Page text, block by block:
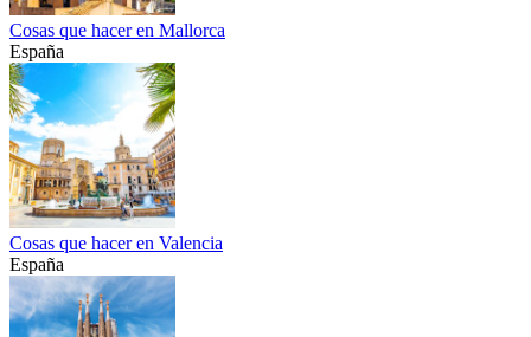
Cosas que hacer en Mallorca
España
Cosas que hacer en Valencia
España